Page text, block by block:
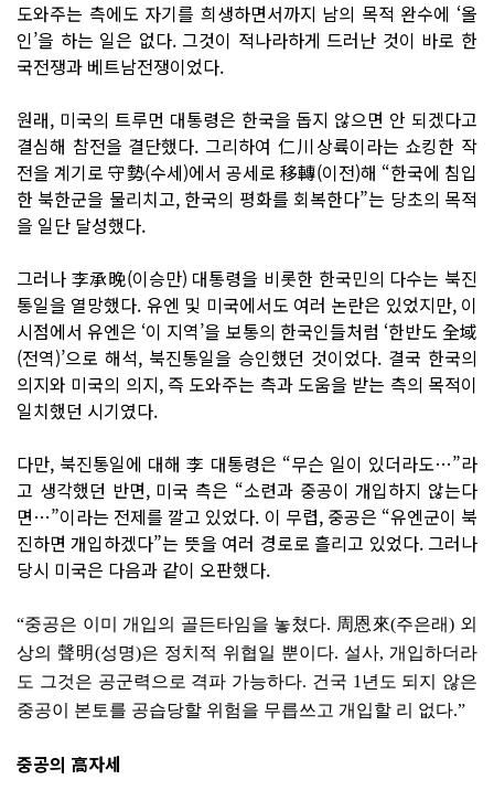
도와주는 측에도 자기를 희생하면서까지 남의 목적 완수에 ‘올
인’을 하는 일은 없다. 그것이 적나라하게 드러난 것이 바로 한
국전쟁과 베트남전쟁이었다.
원래, 미국의 트루먼 대통령은 한국을 돕지 않으면 안 되겠다고
결심해 참전을 결단했다. 그리하여 仁川상륙이라는 쇼킹한 작
전을 계기로 守勢(수세)에서 공세로 移轉(이전)해 “한국에 침입
한 북한군을 물리치고, 한국의 평화를 회복한다”는 당초의 목적
을 일단 달성했다.
그러나 李承晩(이승만) 대통령을 비롯한 한국민의 다수는 북진
통일을 열망했다. 유엔 및 미국에서도 여러 논란은 있었지만, 이
시점에서 유엔은 ‘이 지역’을 보통의 한국인들처럼 ‘한반도 全域
(전역)’으로 해석, 북진통일을 승인했던 것이었다. 결국 한국의
의지와 미국의 의지, 즉 도와주는 측과 도움을 받는 측의 목적이
일치했던 시기였다.
다만, 북진통일에 대해 李 대통령은 “무슨 일이 있더라도…”라
고 생각했던 반면, 미국 측은 “소련과 중공이 개입하지 않는다
면…”이라는 전제를 깔고 있었다. 이 무렵, 중공은 “유엔군이 북
진하면 개입하겠다”는 뜻을 여러 경로로 흘리고 있었다. 그러나
당시 미국은 다음과 같이 오판했다.
“중공은 이미 개입의 골든타임을 놓쳤다. 周恩來(주은래) 외
상의 聲明(성명)은 정치적 위협일 뿐이다. 설사, 개입하더라
도 그것은 공군력으로 격파 가능하다. 건국 1년도 되지 않은
중공이 본토를 공습당할 위험을 무릅쓰고 개입할 리 없다.”
중공의 高자세